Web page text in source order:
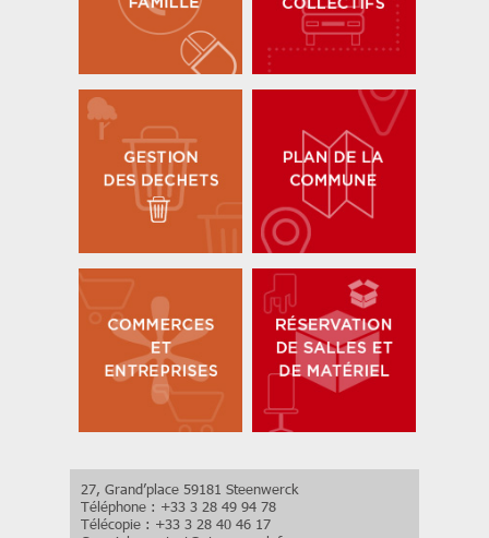
27, Grand’place 59181 Steenwerck
Téléphone : +33 3 28 49 94 78
Télécopie : +33 3 28 40 46 17